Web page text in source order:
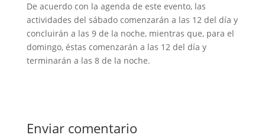
De acuerdo con la agenda de este evento, las
actividades del sábado comenzarán a las 12 del día y
concluirán a las 9 de la noche, mientras que, para el
domingo, éstas comenzarán a las 12 del día y
terminarán a las 8 de la noche.
Enviar comentario